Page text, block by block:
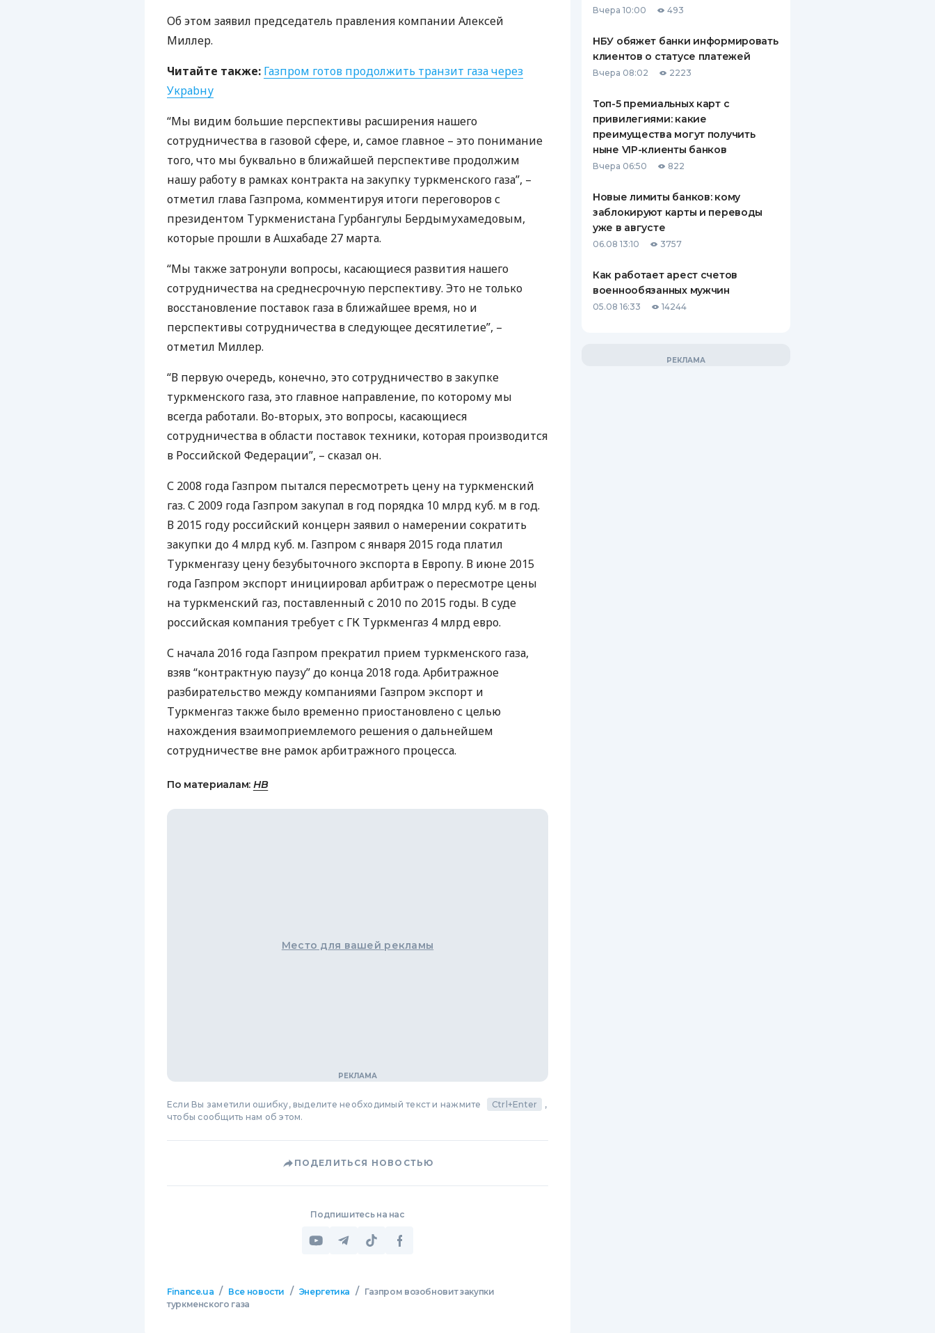
ЕЖЕМЕСЯЧНЫЙ ОБЗОР
БАНКОВСКИМ КАРТАМ
СТРАХОВАНИЮ
ВСЕ СТРАХОВЫЕ ПОЛИСЫ
ОТЗЫВЫ О СТРАХОВЫХ
КОМПАНИЯХ
Об этом заявил председатель правления компании Алексей
Миллер.
Читайте также: Газпром готов продолжить транзит газа через
Украbну
“Мы видим большие перспективы расширения нашего
сотрудничества в газовой сфере, и, самое главное – это понимание
того, что мы буквально в ближайшей перспективе продолжим
нашу работу в рамках контракта на закупку туркменского газа”, –
отметил глава Газпрома, комментируя итоги переговоров с
президентом Туркменистана Гурбангулы Бердымухамедовым,
которые прошли в Ашхабаде 27 марта.
“Мы также затронули вопросы, касающиеся развития нашего
сотрудничества на среднесрочную перспективу. Это не только
восстановление поставок газа в ближайшее время, но и
перспективы сотрудничества в следующее десятилетие”, –
отметил Миллер.
“В первую очередь, конечно, это сотрудничество в закупке
туркменского газа, это главное направление, по которому мы
всегда работали. Во-вторых, это вопросы, касающиеся
сотрудничества в области поставок техники, которая производится
в Российской Федерации”, – сказал он.
С 2008 года Газпром пытался пересмотреть цену на туркменский
газ. С 2009 года Газпром закупал в год порядка 10 млрд куб. м в год.
В 2015 году российский концерн заявил о намерении сократить
закупки до 4 млрд куб. м. Газпром с января 2015 года платил
Туркменгазу цену безубыточного экспорта в Европу. В июне 2015
года Газпром экспорт инициировал арбитраж о пересмотре цены
на туркменский газ, поставленный с 2010 по 2015 годы. В суде
российская компания требует с ГК Туркменгаз 4 млрд евро.
С начала 2016 года Газпром прекратил прием туркменского газа,
взяв “контрактную паузу” до конца 2018 года. Арбитражное
разбирательство между компаниями Газпром экспорт и
Туркменгаз также было временно приостановлено с целью
нахождения взаимоприемлемого решения о дальнейшем
сотрудничестве вне рамок арбитражного процесса.
По материалам: НВ
Место для вашей рекламы
Если Вы заметили ошибку, выделите необходимый текст и нажмите Ctrl+Enter
,
чтобы сообщить нам об этом.
ПОДЕЛИТЬСЯ НОВОСТЬЮ
Подпишитесь на нас
Finance.ua / Все новости / Энергетика /
Газпром возобновит закупки
туркменского газа
Вчера 10:00 493
НБУ обяжет банки информировать
клиентов о статусе платежей
Вчера 08:02 2223
Топ-5 премиальных карт с
привилегиями: какие
преимущества могут получить
ныне VIP-клиенты банков
Вчера 06:50 822
Новые лимиты банков: кому
заблокируют карты и переводы
уже в августе
06.08 13:10 3757
Как работает арест счетов
военнообязанных мужчин
05.08 16:33 14244